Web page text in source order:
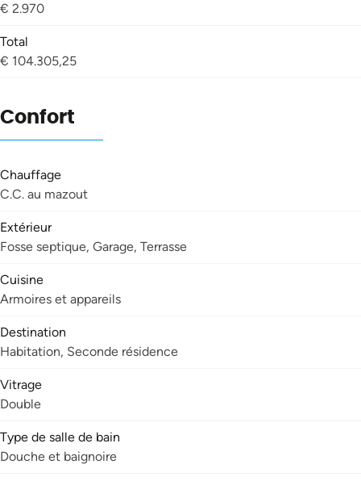
€ 2.970
Total
€ 104.305,25
Confort
Chauffage
C.C. au mazout
Extérieur
Fosse septique, Garage, Terrasse
Cuisine
Armoires et appareils
Destination
Habitation, Seconde résidence
Vitrage
Double
Type de salle de bain
Douche et baignoire